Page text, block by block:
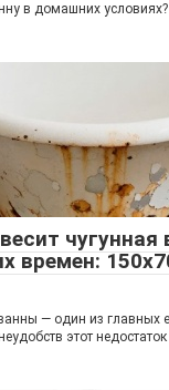
в домашних условиях?
чугунная
времен:
— один из главных
этот недостаток